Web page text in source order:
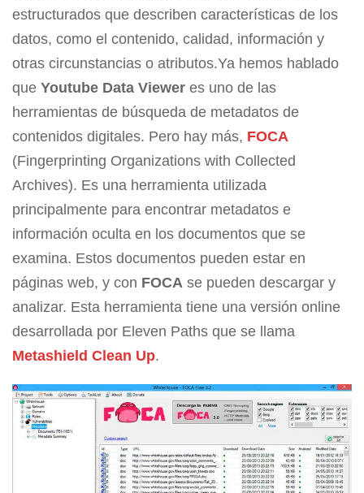
estructurados que describen características de los
datos, como el contenido, calidad, información y
otras circunstancias o atributos.Ya hemos hablado
que Youtube Data Viewer es uno de las
herramientas de búsqueda de metadatos de
contenidos digitales. Pero hay más, FOCA
(Fingerprinting Organizations with Collected
Archives). Es una herramienta utilizada
principalmente para encontrar metadatos e
información oculta en los documentos que se
examina. Estos documentos pueden estar en
páginas web, y con FOCA se pueden descargar y
analizar. Esta herramienta tiene una versión online
desarrollada por Eleven Paths que se llama
Metashield Clean Up.